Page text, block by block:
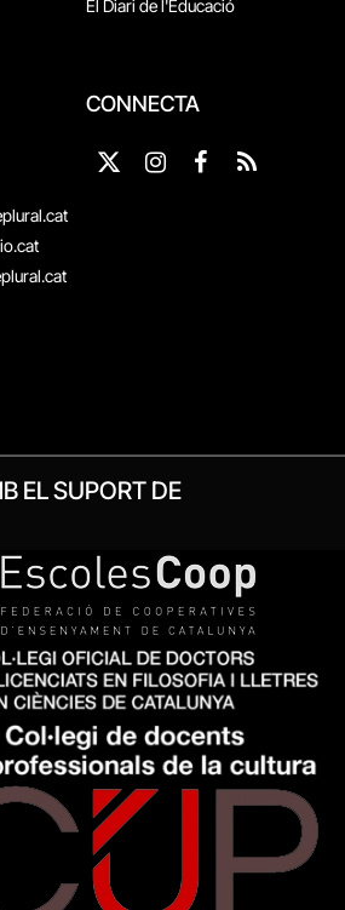
El Diari de l'Educació
CONNECTA
X
Instagram
Facebook
RSS
EL SUPORT DE